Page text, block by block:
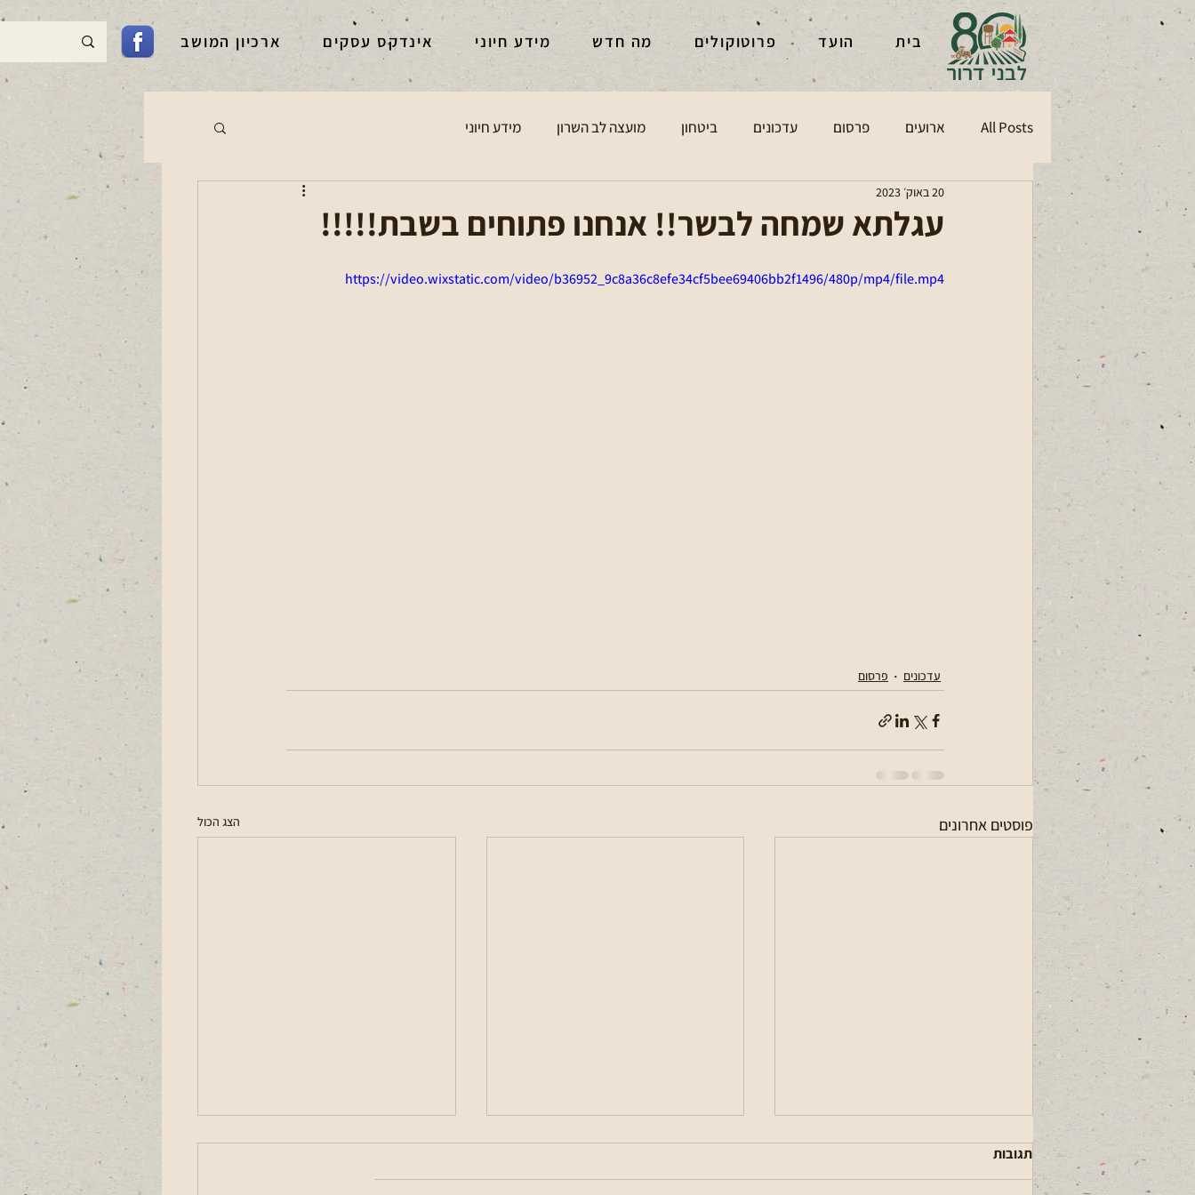
בית הועד פרוטוקולים מה חדש מידע חיוני אינדקס עסקים ארכיון המושב
All Posts ארועים פרסום עדכונים ביטחון מועצה לב השרון מידע חיוני
עגלתא שמחה לבשר!! אנחנו פתוחים בשבת!!!!!
20 באוק׳ 2023
https://video.wixstatic.com/video/b36952_9c8a36c8efe34cf5bee69406bb2f1496/480p/mp4/file.mp4
עדכונים פרסום
פוסטים אחרונים הצג הכול
תגובות